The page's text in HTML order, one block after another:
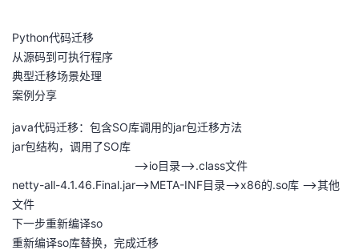
Python代码迁移
从源码到可执行程序
典型迁移场景处理
案例分享
java代码迁移：包含SO库调用的jar包迁移方法
jar包结构，调用了SO库
-->io目录-->.class文件
netty-all-4.1.46.Final.jar-->META-INF目录-->x86的.so库 -->其他
文件
下一步重新编译so
重新编译so库替换，完成迁移